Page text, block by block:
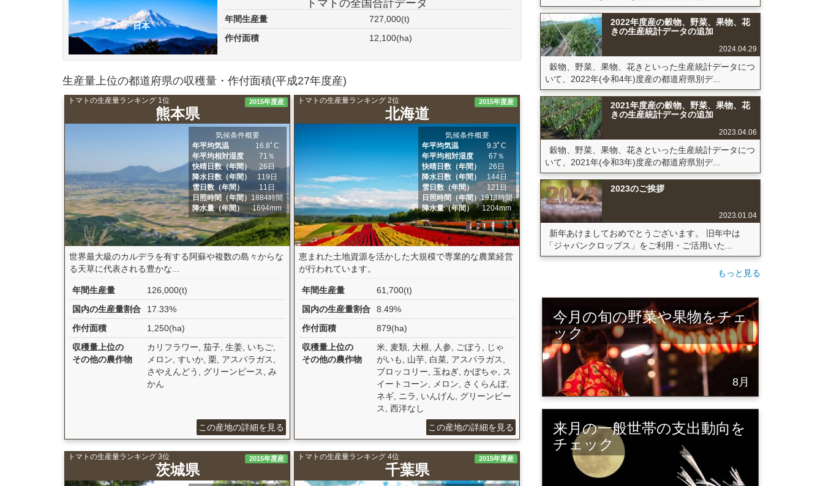
日本
トマトの全国合計データ
年間生産量
727,000(t)
作付面積
12,100(ha)
生産量上位の都道府県の収穫量・作付面積(平成27年度産)
トマトの生産量ランキング 1位
熊本県
2015年度産
気候条件概要
年平均気温
16.8ﾟC
年平均相対湿度
71％
快晴日数（年間）
26日
降水日数（年間）
119日
雪日数（年間）
11日
日照時間（年間） 1884時間
降水量（年間）
1694mm
世界最大級のカルデラを有する阿蘇や複数の島々からな
る天草に代表される豊かな...
年間生産量
126,000(t)
国内の生産量割合
17.33%
作付面積
1,250(ha)
収穫量上位の
その他の農作物
カリフラワー, 茄子, 生姜, いちご,
メロン, すいか, 栗, アスパラガス,
さやえんどう, グリーンピース, み
かん
この産地の詳細を見る
トマトの生産量ランキング 2位
北海道
2015年度産
気候条件概要
年平均気温
9.3ﾟC
年平均相対湿度
67％
快晴日数（年間）
26日
降水日数（年間）
144日
雪日数（年間）
121日
日照時間（年間）1913時間
降水量（年間）
1204mm
恵まれた土地資源を活かした大規模で専業的な農業経営
が行われています。
年間生産量
61,700(t)
国内の生産量割合
8.49%
作付面積
879(ha)
収穫量上位の
その他の農作物
米, 麦類, 大根, 人参, ごぼう, じゃ
がいも, 山芋, 白菜, アスパラガス,
ブロッコリー, 玉ねぎ, かぼちゃ, ス
イートコーン, メロン, さくらんぼ,
ネギ, ニラ, いんげん, グリーンピー
ス, 西洋なし
この産地の詳細を見る
トマトの生産量ランキング 3位
茨城県
2015年度産 トマトの生産量ランキング 4位
千葉県
2015年度産
2022年度産の穀物、野菜、果物、花
きの生産統計データの追加
2024.04.29
穀物、野菜、果物、花きといった生産統計データにつ
いて、2022年(令和4年)度産の都道府県別デ...
2021年度産の穀物、野菜、果物、花
きの生産統計データの追加
2023.04.06
穀物、野菜、果物、花きといった生産統計データにつ
いて、2021年(令和3年)度産の都道府県別デ...
2023のご挨拶
2023.01.04
新年あけましておめでとうございます。 旧年中は
「ジャパンクロップス」をご利用・ご活用いた...
もっと見る
今月の旬の野菜や果物をチェ
ック
8月
来月の一般世帯の支出動向を
チェック